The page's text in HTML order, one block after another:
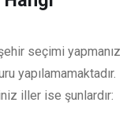
seçimi yapmanız
yapılamamaktadır.
iller ise şunlardır: